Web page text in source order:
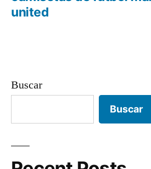
entradas
united
Buscar
Buscar